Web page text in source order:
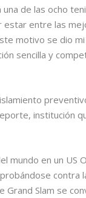
de las ocho
estar entre las
motivo se dio
sencilla y
institución
mundo en un US
contra
Slam se